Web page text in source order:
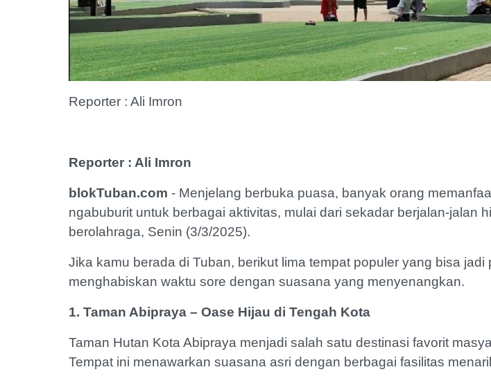
Reporter : Ali Imron
Reporter : Ali Imron
blokTuban.com - Menjelang berbuka puasa, banyak orang
ngabuburit untuk berbagai aktivitas, mulai dari sekadar berjalan-jalan
berolahraga, Senin (3/3/2025).
Jika kamu berada di Tuban, berikut lima tempat populer yang bisa jadi
menghabiskan waktu sore dengan suasana yang menyenangkan.
1. Taman Abipraya – Oase Hijau di Tengah Kota
Taman Hutan Kota Abipraya menjadi salah satu destinasi favorit
Tempat ini menawarkan suasana asri dengan berbagai fasilitas